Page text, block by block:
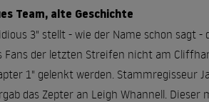
Team, alte Geschichte
3" stellt - wie der Name schon sagt -
Fans der letzten Streifen nicht am
1" gelenkt werden. Stammregisseur
das Zepter an Leigh Whannell.